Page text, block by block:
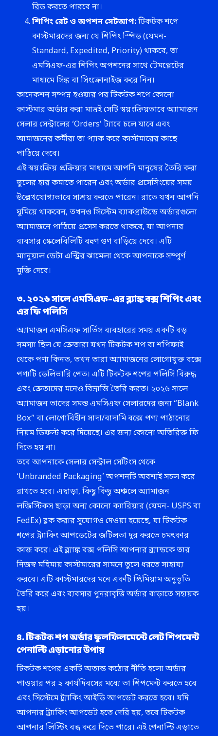
রিড করতে পারবে না।
শিপিং রেট ও অপশন সেটআপ:টিকটক শপে
কাস্টমারদের জন্য যে শিপিং স্পিড (যেমন-
Standard, Expedited, Priority) থাকবে, তা
এমসিএফ-এর শিপিং অপশনের সাথে টেমপ্লেটের
মাধ্যমে সিঙ্ক বা সিংক্রোনাইজ করে নিন।
কানেকশন সম্পন্ন হওয়ার পর টিকটক শপে কোনো
কাস্টমার অর্ডার করা মাত্রই সেটি স্বয়ংক্রিয়ভাবে অ্যামাজন
সেলার সেন্ট্রালের ‘Orders’ ট্যাবে চলে যাবে এবং
আমাজনের কর্মীরা তা প্যাক করে কাস্টমারের কাছে
পাঠিয়ে দেবে।
এই স্বয়ংক্রিয় প্রক্রিয়ার মাধ্যমে আপনি মানুষের তৈরি করা
ভুলের হার কমাতে পারেন এবং অর্ডার প্রসেসিংয়ের সময়
উল্লেখযোগ্যভাবে সাশ্রয় করতে পারেন। রাতে যখন আপনি
ঘুমিয়ে থাকবেন, তখনও সিস্টেম ব্যাকগ্রাউন্ডে অর্ডারগুলো
অ্যামাজনে পাঠিয়ে প্রসেস করতে থাকবে, যা আপনার
ব্যবসার স্কেলেবিলিটি বহুণ গুণ বাড়িয়ে দেবে। এটি
ম্যানুয়াল ডেটা এন্ট্রির ঝামেলা থেকে আপনাকে সম্পূর্ণ
মুক্তি দেবে।
৩. ২০২৬ সালে এমসিএফ-এর ব্ল্যাঙ্ক বক্স শিপিং এবং
এর ফি পলিসি
অ্যামাজন এমসিএফ সার্ভিস ব্যবহারের সময় একটি বড়
সমস্যা ছিল যে ক্রেতারা যখন টিকটক শপ বা শপিফাই
থেকে পণ্য কিনত, তখন তারা অ্যামাজনের লোগোযুক্ত বক্সে
পণ্যটি ডেলিভারি পেত। এটি টিকটক শপের পলিসি বিরুদ্ধ
এবং ক্রেতাদের মনেও বিভ্রান্তি তৈরি করত। ২০২৬ সালে
অ্যামাজন তাদের সমস্ত এমসিএফ সেলারদের জন্য “Blank
Box” বা লোগোবিহীন সাদা/বাদামি বক্সে পণ্য পাঠানোর
নিয়ম ডিফল্ট করে দিয়েছে। এর জন্য কোনো অতিরিক্ত ফি
দিতে হয় না।
তবে আপনাকে সেলার সেন্ট্রাল সেটিংস থেকে
‘Unbranded Packaging’ অপশনটি অবশ্যই সচল করে
রাখতে হবে। এছাড়া, কিছু কিছু অঞ্চলে অ্যামাজন
লজিস্টিকস ছাড়া অন্য কোনো ক্যারিয়ার (যেমন- USPS বা
FedEx) ব্লক করার সুযোগও দেওয়া হয়েছে, যা টিকটক
শপের ট্র্যাকিং আপডেটের জটিলতা দূর করতে চমৎকার
কাজ করে। এই ব্ল্যাঙ্ক বক্স পলিসি আপনার ব্র্যান্ডকে তার
নিজস্ব মহিমায় কাস্টমারের সামনে তুলে ধরতে সাহায্য
করবে। এটি কাস্টমারদের মনে একটি প্রিমিয়াম অনুভূতি
তৈরি করে এবং ব্যবসার পুনরাবৃত্তি অর্ডার বাড়াতে সহায়ক
হয়।
৪. টিকটক শপ অর্ডার ফুলফিলমেন্টে লেট শিপমেন্ট
পেনাল্টি এড়ানোর উপায়
টিকটক শপের একটি অত্যন্ত কঠোর নীতি হলো অর্ডার
পাওয়ার পর ২ কার্যদিবসের মধ্যে তা শিপমেন্ট করতে হবে
এবং সিস্টেমে ট্র্যাকিং আইডি আপডেট করতে হবে। যদি
আপনার ট্র্যাকিং আপডেট হতে দেরি হয়, তবে টিকটক
আপনার লিস্টিং বন্ধ করে দিতে পারে। এই পেনাল্টি এড়াতে